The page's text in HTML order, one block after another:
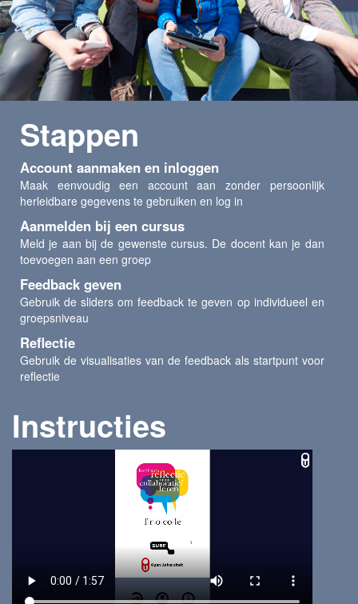
Stappen
Account aanmaken en inloggen
Maak eenvoudig een account aan zonder persoonlijk
herleidbare gegevens te gebruiken en log in
Aanmelden bij een cursus
Meld je aan bij de gewenste cursus. De docent kan je dan
toevoegen aan een groep
Feedback geven
Gebruik de sliders om feedback te geven op individueel en
groepsniveau
Reflectie
Gebruik de visualisaties van de feedback als startpunt voor
reflectie
Instructies